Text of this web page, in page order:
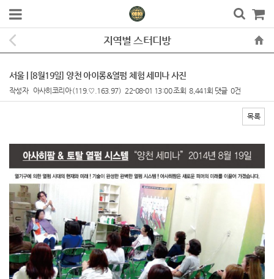
지역별 스터디방
서울 | [8월19일] 양천 아이롱&열펌 체험 세미나 사진
작성자 아사히코리아(119.♡.163.97) 22-08-01 13:00조회 8,441회 댓글 0건
목록
본문